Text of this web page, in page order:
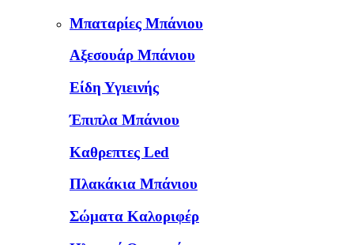
Μπαταρίες Μπάνιου
Αξεσουάρ Μπάνιου
Είδη Υγιεινής
Έπιπλα Μπάνιου
Καθρεπτες Led
Πλακάκια Μπάνιου
Σώματα Καλοριφέρ